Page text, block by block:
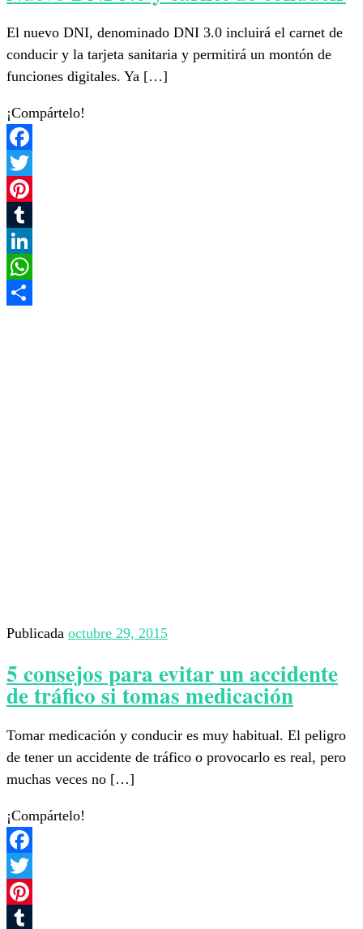
El nuevo DNI, denominado DNI 3.0 incluirá el carnet de
conducir y la tarjeta sanitaria y permitirá un montón de
funciones digitales. Ya […]
¡Compártelo!
Facebook
Twitter
Pinterest
Tumblr
LinkedIn
WhatsApp
Publicada octubre 29, 2015
5 consejos para evitar un accidente
de tráfico si tomas medicación
Tomar medicación y conducir es muy habitual. El peligro
de tener un accidente de tráfico o provocarlo es real, pero
muchas veces no […]
¡Compártelo!
Facebook
Twitter
Pinterest